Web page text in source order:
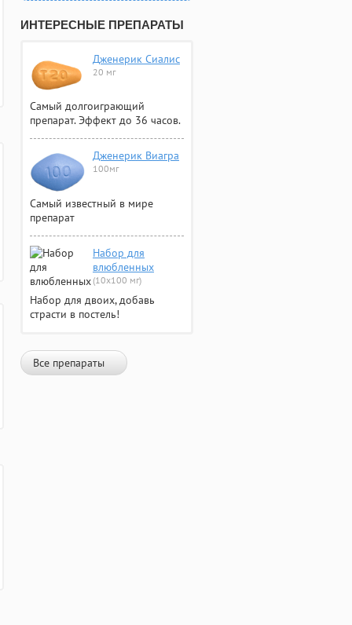
ИНТЕРЕСНЫЕ ПРЕПАРАТЫ
Дженерик Сиалис
20 мг
Самый долгоиграющий
препарат. Эффект до 36 часов.
Дженерик Виагра
100мг
Самый известный в мире
препарат
Набор для
влюбленных
(10х100 мг)
Набор для двоих, добавь
страсти в постель!
Все препараты